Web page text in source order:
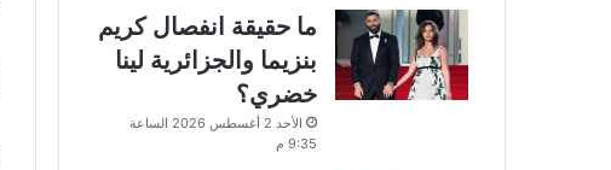
ما حقيقة انفصال كريم
بنزيما والجزائرية لينا
خضري؟
الأحد 2 أغسطس 2026 الساعة
9:35 م